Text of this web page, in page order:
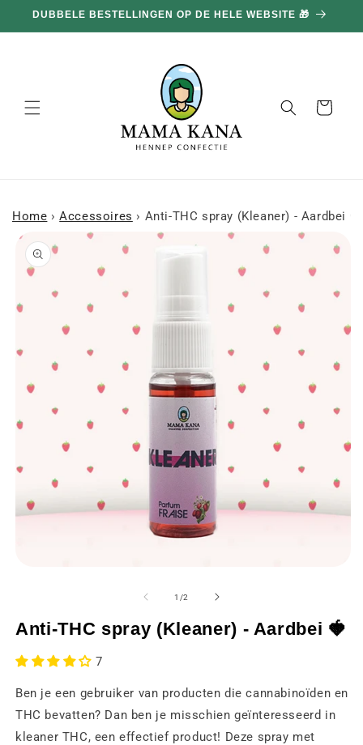
doorgaan
naar
DUBBELE BESTELLINGEN OP DE HELE WEBSITE 🎁
Mand
Home › Accessoires › Anti-THC spray (Kleaner) - Aardbei 🍓
naar
een
modaal
1 /van
2
Anti-THC spray (Kleaner) - Aardbei 🍓
7
Ben je een gebruiker van producten die cannabinoïden en
THC bevatten? Dan ben je misschien geïnteresseerd in
kleaner THC, een effectief product! Deze spray met